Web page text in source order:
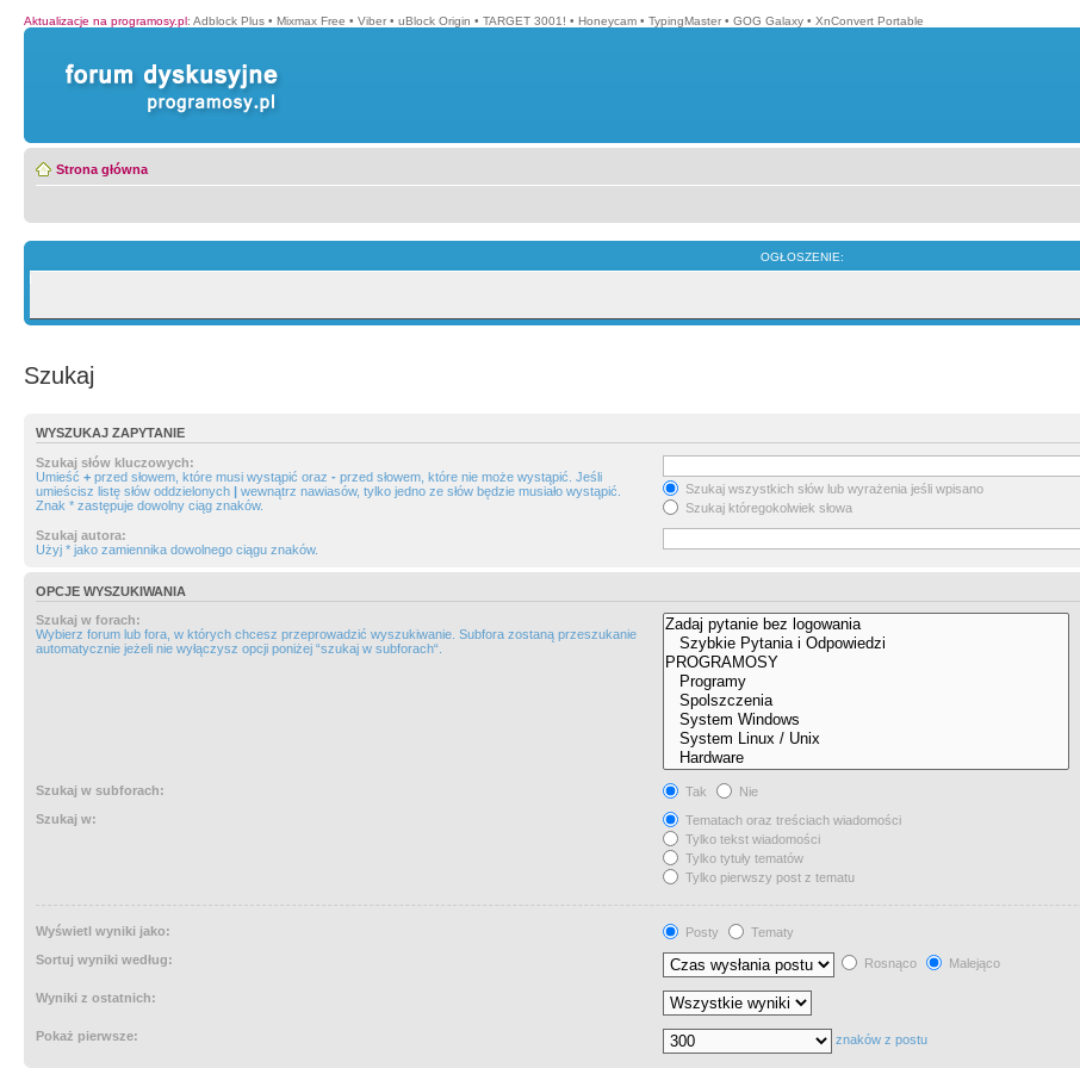
Aktualizacje na programosy.pl: Adblock Plus • Mixmax Free • Viber • uBlock Origin • TARGET 3001! • Honeycam • TypingMaster • GOG Galaxy • XnConvert Portable
Strona główna
OGŁOSZENIE:
Szukaj
WYSZUKAJ ZAPYTANIE
Szukaj słów kluczowych:
Umieść + przed słowem, które musi wystąpić oraz - przed słowem, które nie może wystąpić. Jeśli
umieścisz listę słów oddzielonych | wewnątrz nawiasów, tylko jedno ze słów będzie musiało wystąpić.
Znak * zastępuje dowolny ciąg znaków.
Szukaj wszystkich słów lub wyrażenia jeśli wpisano
Szukaj któregokolwiek słowa
Szukaj autora:
Użyj * jako zamiennika dowolnego ciągu znaków.
OPCJE WYSZUKIWANIA
Szukaj w forach:
Wybierz forum lub fora, w których chcesz przeprowadzić wyszukiwanie. Subfora zostaną przeszukanie
automatycznie jeżeli nie wyłączysz opcji poniżej “szukaj w subforach“.
Szukaj w subforach: Tak
Nie
Szukaj w:
Tematach oraz treściach wiadomości
Tylko tekst wiadomości
Tylko tytuły tematów
Tylko pierwszy post z tematu
Wyświetl wyniki jako: Posty
Tematy
Sortuj wyniki według:
Rosnąco Malejąco
Wyniki z ostatnich:
Pokaż pierwsze: znaków z postu